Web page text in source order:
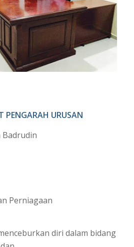
PENGARAH URUSAN
Badrudin
Perniagaan
diri dalam bidang